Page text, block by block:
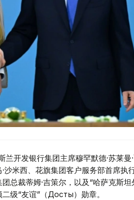
开发银行集团主席穆罕默德·苏莱曼
米西、花旗集团客户服务部首席执
总裁蒂姆·吉策尔，以及“哈萨克斯
级“友谊”（Достық）勋章。